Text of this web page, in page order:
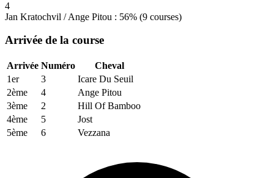
4
Jan Kratochvil / Ange Pitou : 56% (9 courses)
Arrivée de la course
Arrivée Numéro
Cheval
1er
3
Icare Du Seuil
2ème
4
Ange Pitou
3ème
2
Hill Of Bamboo
4ème
5
Jost
5ème
6 Vezzana